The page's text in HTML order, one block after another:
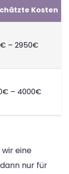
Kosten
– 2950€
– 4000€
eine
nur für